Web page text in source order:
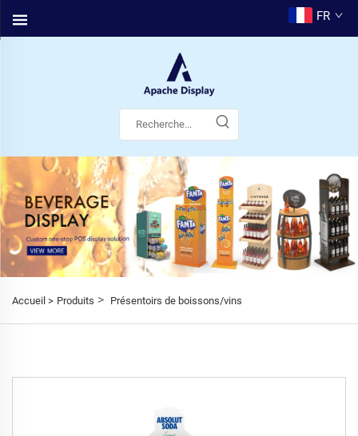
FR
Accueil > Produits > Présentoirs de boissons/vins